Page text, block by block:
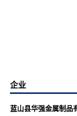
企业
蓝山县华强金属制品